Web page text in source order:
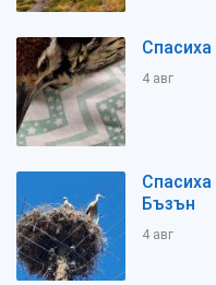
4 авг
Бъзън
4 авг